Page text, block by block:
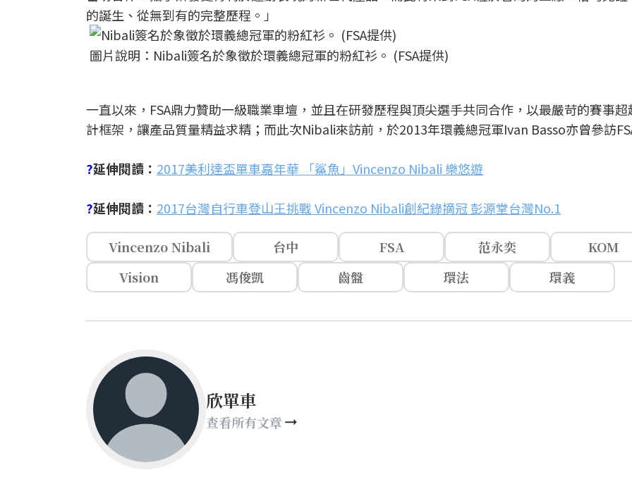
的誕生、從無到有的完整歷程。」
圖片說明：Nibali簽名於象徵於環義總冠軍的粉紅衫。 (FSA提供)
一直以來，FSA鼎力贊助一級職業車壇，並且在研發歷程與頂尖選手共同合作，以最嚴苛的賽事超
計框架，讓產品質量精益求精；而此次Nibali來訪前，於2013年環義總冠軍Ivan Basso亦曾參訪
?延伸閱讀： 2017美利達盃單車嘉年華 「鯊魚」Vincenzo Nibali 樂悠遊
?延伸閱讀： 2017台灣自行車登山王挑戰 Vincenzo Nibali創紀錄摘冠 彭源堂台灣No.1
Vincenzo Nibali 台中 FSA 范永奕
KOM
Vision
馮俊凱 齒盤 環法 環義
欣單車
查看所有文章